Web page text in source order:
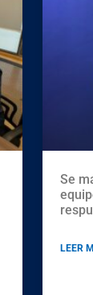
Se
LEER